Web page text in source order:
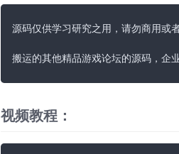
源码仅供学习研究之用，请勿商用或
搬运的其他精品游戏论坛的源码，企
视频教程：